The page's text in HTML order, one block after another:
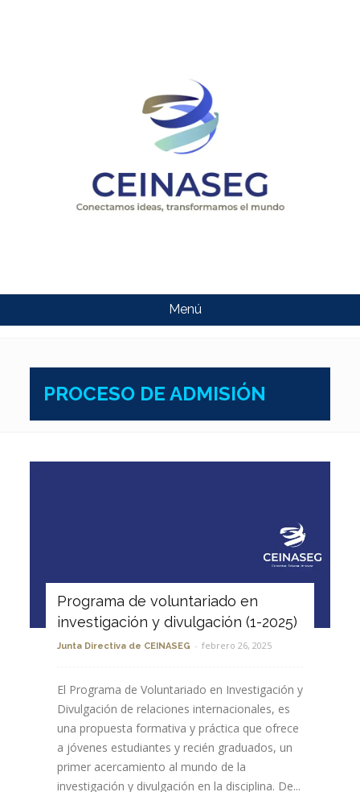
CEINASEG
Menú
PROCESO DE ADMISIÓN
Programa de voluntariado en
investigación y divulgación (1-2025)
Junta Directiva de CEINASEG - febrero 26, 2025
El Programa de Voluntariado en Investigación y
Divulgación de relaciones internacionales, es
una propuesta formativa y práctica que ofrece
a jóvenes estudiantes y recién graduados, un
primer acercamiento al mundo de la
investigación y divulgación en la disciplina. De...